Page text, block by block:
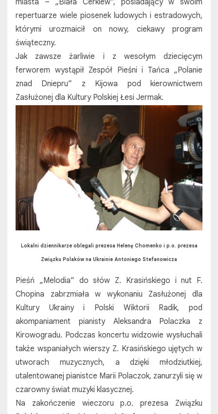
miasta – „Biała Cerkiew”, posiadający w swoim
repertuarze wiele piosenek ludowych i estradowych,
którymi urozmaicił on nowy, ciekawy program
świąteczny.
Jak zawsze żarliwie i z wesołym dziecięcym
ferworem wystąpił Zespół Pieśni i Tańca „Polanie
znad Dniepru” z Kijowa pod kierownictwem
Zasłużonej dla Kultury Polskiej Łesi Jermak.
Lokalni dziennikarze oblegali prezesa Helenę Chomenko i p.o. prezesa
Związku Polaków na Ukrainie Antoniego Stefanowicza
Pieśń „Melodia” do słów Z. Krasińskiego i nut F.
Chopina zabrzmiała w wykonaniu Zasłużonej dla
Kultury Ukrainy i Polski Wiktorii Radik, pod
akompaniament pianisty Aleksandra Polaczka z
Kirowogradu. Podczas koncertu widzowie wysłuchali
także wspaniałych wierszy Z. Krasińskiego ujętych w
utworach muzycznych, a dzięki młodziutkiej,
utalentowanej pianistce Marii Polaczok, zanurzyli się w
czarowny świat muzyki klasycznej.
Na zakończenie wieczoru p.o. prezesa Związku